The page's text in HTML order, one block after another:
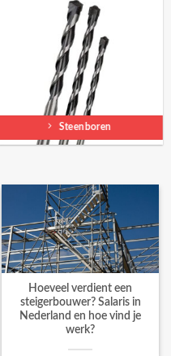
Steenboren
Hoeveel verdient een
steigerbouwer? Salaris in
Nederland en hoe vind je
werk?